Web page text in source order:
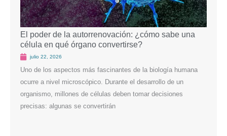
El poder de la autorrenovación: ¿cómo sabe una
célula en qué órgano convertirse?
julio 22, 2026
Uno de los aspectos más fascinantes de la biología humana
ocurre a nivel microscópico. Durante el desarrollo de un
organismo, millones de células deben tomar decisiones
precisas: algunas se convertirán